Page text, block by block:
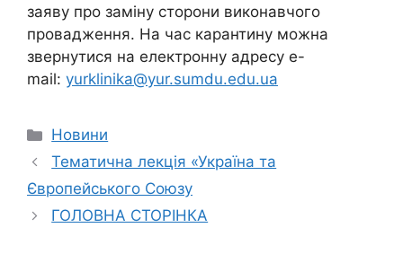
заяву про заміну сторони виконавчого
провадження. На час карантину можна
звернутися на електронну адресу e-
mail: yurklinika@yur.sumdu.edu.ua
Новини
Тематична лекція «Україна та
Європейського Союзу
ГОЛОВНА СТОРІНКА